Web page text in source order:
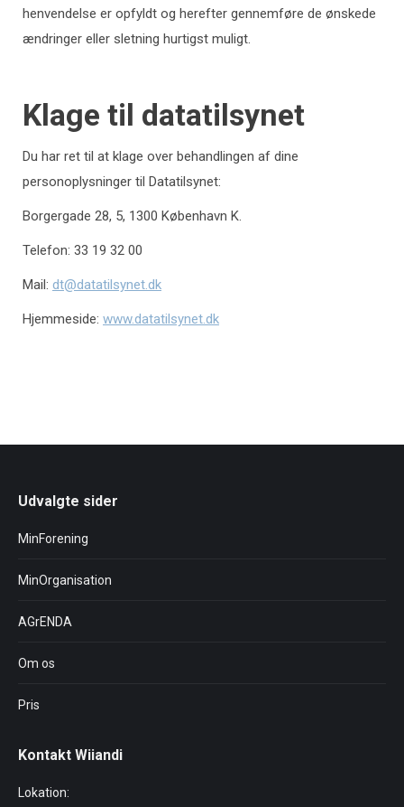
henvendelse er opfyldt og herefter gennemføre de ønskede
ændringer eller sletning hurtigst muligt.
Klage til datatilsynet
Du har ret til at klage over behandlingen af dine
personoplysninger til Datatilsynet:
Borgergade 28, 5, 1300 København K.
Telefon: 33 19 32 00
Mail: dt@datatilsynet.dk
Hjemmeside: www.datatilsynet.dk
Udvalgte sider
MinForening
MinOrganisation
AGrENDA
Om os
Pris
Kontakt Wiiandi
Lokation: